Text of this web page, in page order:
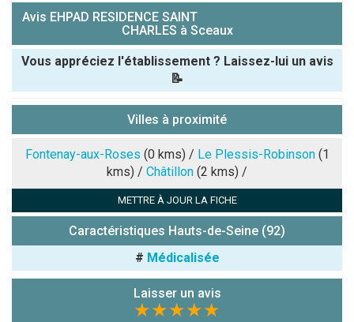
Avis EHPAD RESIDENCE SAINT
CHARLES à Sceaux
Vous appréciez l'établissement ? Laissez-lui un avis
📝
Note que vous souhaitez attribuer :
Antispam -
chiffres) :
Avis sur
Villes à proximité
Fontenay-aux-Roses (0 kms) / Le Plessis-Robinson(1
kms) / Châtillon (2 kms) /
METTRE À JOUR LA FICHE
Caractéristiques Hauts-de-Seine (92)
# Médicalisée
Laisser un avis
★★★★★